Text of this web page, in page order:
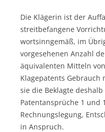
Die Klägerin ist der
streitbefangene
wortsinngemäß, im
vorgesehenen Anzahl
äquivalenten Mitteln
Klagepatents
sie die Beklagte
Patentansprüche 1 und
Rechnungslegung,
in Anspruch.